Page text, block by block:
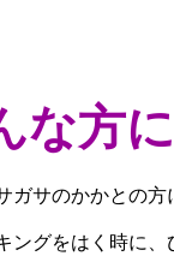
な方
ガサのかかとの方
ングをはく時に、